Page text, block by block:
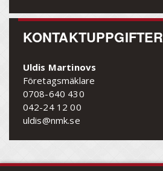
KONTAKTUPPGIFTER
Uldis Martinovs
Företagsmäklare
0708-640 430
042-24 12 00
uldis@nmk.se